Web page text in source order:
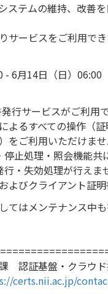
ステムの維持、改善
サービスをご利用で
6月14日（日）06:00
行サービスがご利用
よるすべての操作（
をご利用いただけませ
止処理・照会機能共
・失効処理が行えま
よびクライアント証明
はメンテナンス中も
認証基盤・クラウド
certs.nii.ac.jp/